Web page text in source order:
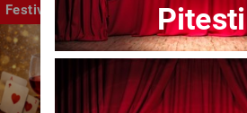
Festival Pitesti